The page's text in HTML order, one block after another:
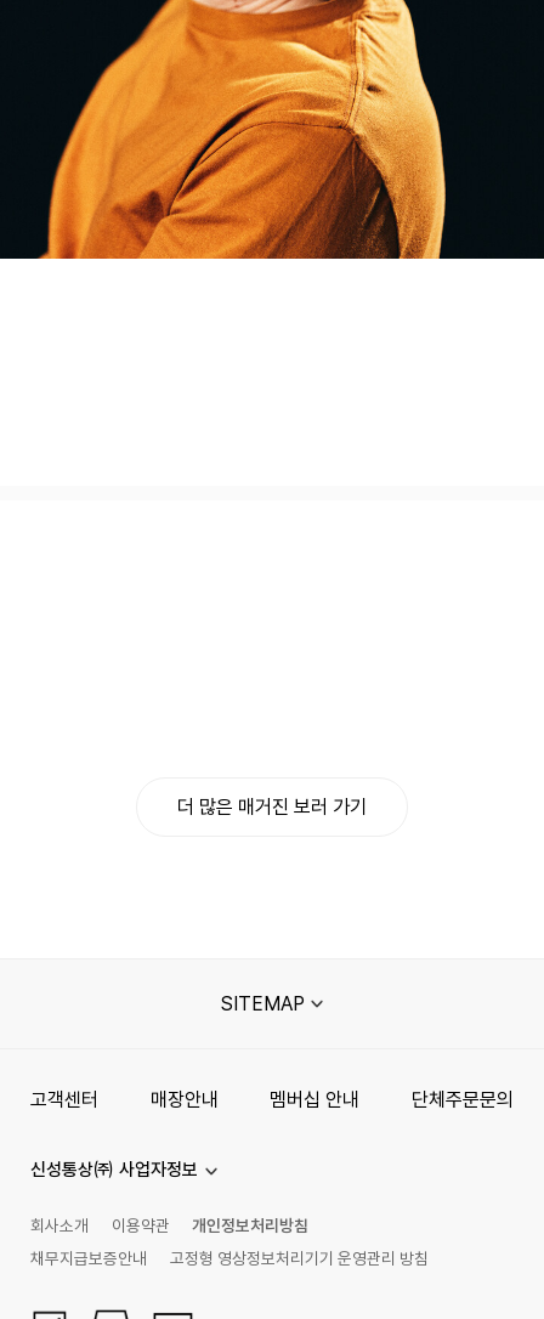
더 많은 매거진 보러 가기
SITEMAP
고객센터 매장안내 멤버십 안내 단체주문문의
신성통상㈜ 사업자정보
회사소개 이용약관
개인정보처리방침
채무지급보증안내
고정형 영상정보처리기기 운영관리 방침